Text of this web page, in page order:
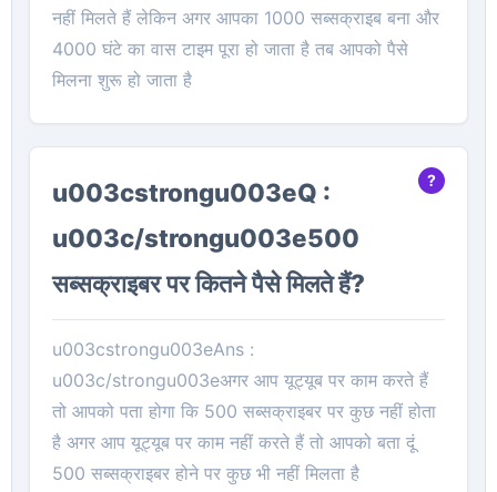
नहीं मिलते हैं लेकिन अगर आपका 1000 सब्सक्राइब बना और
4000 घंटे का वास टाइम पूरा हो जाता है तब आपको पैसे
मिलना शुरू हो जाता है
u003cstrongu003eQ :
u003c/strongu003e500
सब्सक्राइबर पर कितने पैसे मिलते हैं?
u003cstrongu003eAns :
u003c/strongu003eअगर आप यूट्यूब पर काम करते हैं
तो आपको पता होगा कि 500 सब्सक्राइबर पर कुछ नहीं होता
है अगर आप यूट्यूब पर काम नहीं करते हैं तो आपको बता दूं
500 सब्सक्राइबर होने पर कुछ भी नहीं मिलता है